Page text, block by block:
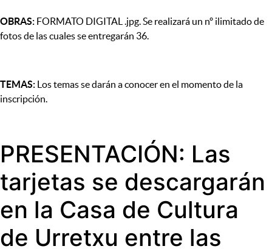
OBRAS: FORMATO DIGITAL .jpg. Se realizará un nº ilimitado de
fotos de las cuales se entregarán 36.
TEMAS: Los temas se darán a conocer en el momento de la
inscripción.
PRESENTACIÓN: Las
tarjetas se descargarán
en la Casa de Cultura
de Urretxu entre las